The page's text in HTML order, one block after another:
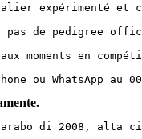
expérimenté
pas de pedigree
moments en
ou WhatsApp au
arabo di 2008,